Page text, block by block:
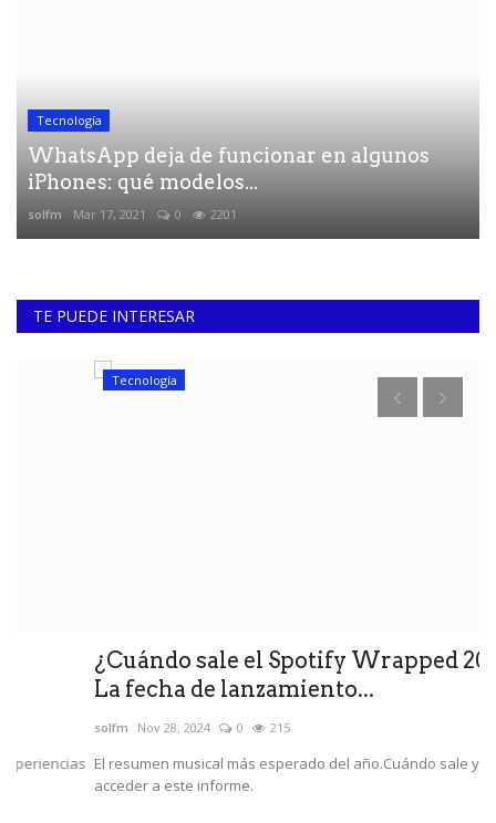
Tecnología
WhatsApp deja de funcionar en algunos
iPhones: qué modelos...
solfm Mar 17, 2021 0 2201
TE PUEDE INTERESAR
Tecnología
¿Cuándo sale el Spotify Wrapped 2024?
La fecha de lanzamiento...
Nov 28, 2024 0 215
El resumen musical más esperado del año.Cuándo sale y como
acceder a este informe.